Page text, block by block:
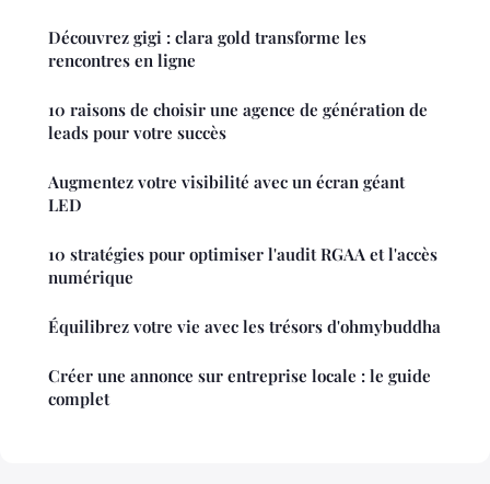
Découvrez gigi : clara gold transforme les
rencontres en ligne
10 raisons de choisir une agence de génération de
leads pour votre succès
Augmentez votre visibilité avec un écran géant
LED
10 stratégies pour optimiser l'audit RGAA et l'accès
numérique
Équilibrez votre vie avec les trésors d'ohmybuddha
Créer une annonce sur entreprise locale : le guide
complet